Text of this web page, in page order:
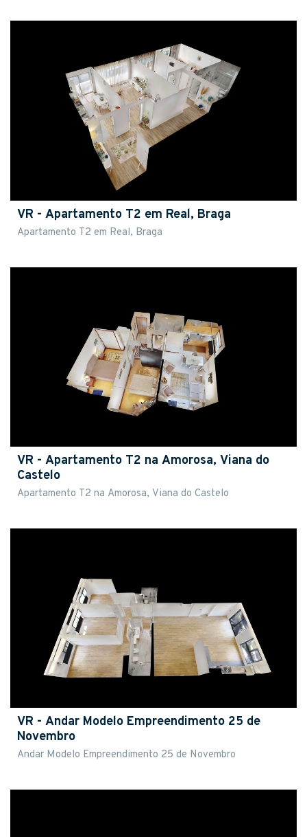
VR - Apartamento T2 em Real, Braga
Apartamento T2 em Real, Braga
VR - Apartamento T2 na Amorosa, Viana do
Castelo
Apartamento T2 na Amorosa, Viana do Castelo
VR - Andar Modelo Empreendimento 25 de
Novembro
Andar Modelo Empreendimento 25 de Novembro